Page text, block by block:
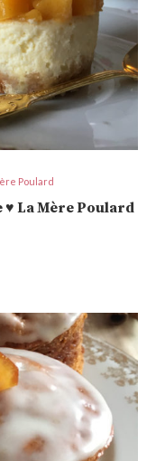
Poulard
♥ La Mère Poulard